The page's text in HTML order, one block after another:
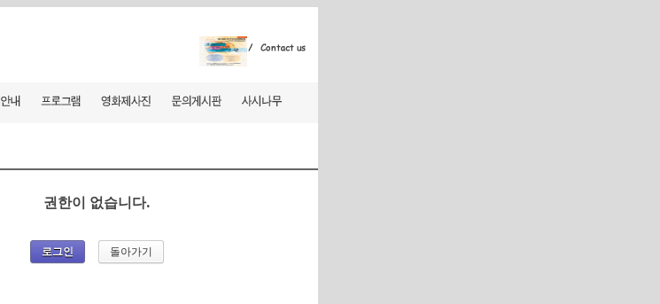
권한이 없습니다.
로그인 돌아가기